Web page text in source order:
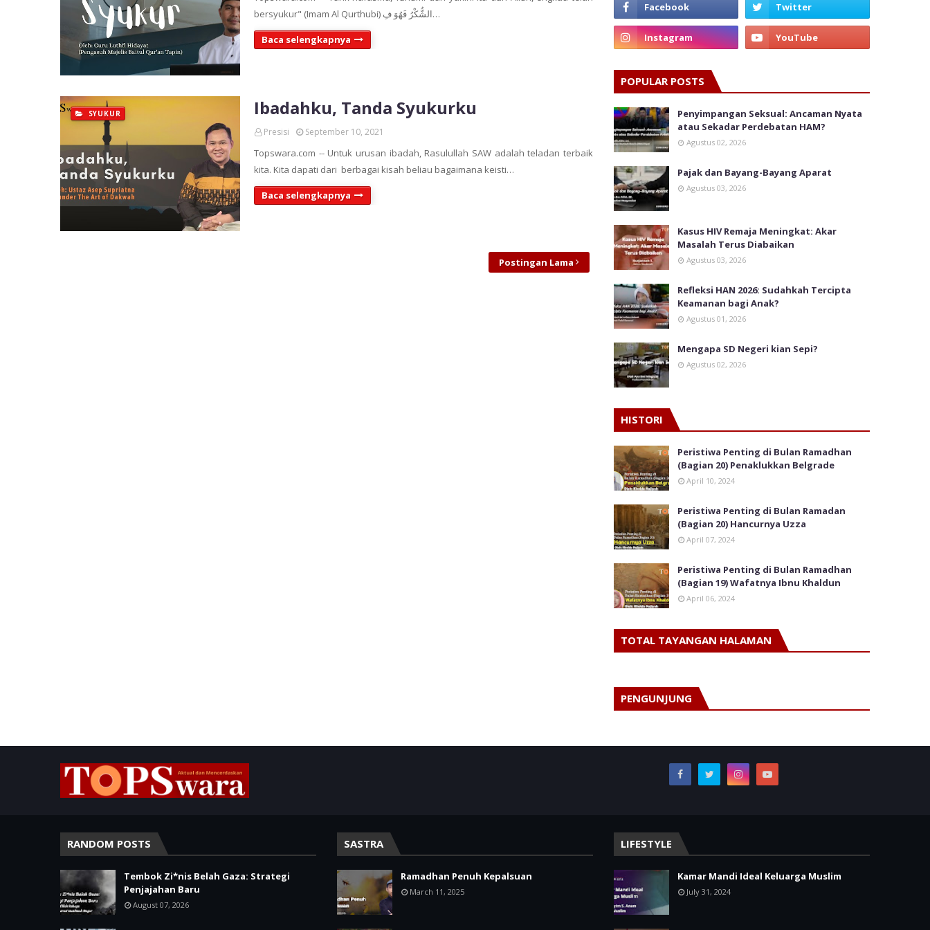
bersyukur" (Imam Al Qurthubi) الشُّكْرُ فَهُوَ فِ…
Baca selengkapnya
SYUKUR Ibadahku, Tanda Syukurku
Presisi September 10, 2021
Topswara.com -- Untuk urusan ibadah, Rasulullah SAW adalah teladan terbaik
kita. Kita dapati dari berbagai kisah beliau bagaimana keisti…
Baca selengkapnya
Postingan Lama
POPULAR POSTS
Penyimpangan Seksual: Ancaman Nyata
atau Sekadar Perdebatan HAM?
Agustus 02, 2026
Pajak dan Bayang-Bayang Aparat
Agustus 03, 2026
Kasus HIV Remaja Meningkat: Akar
Masalah Terus Diabaikan
Agustus 03, 2026
Refleksi HAN 2026: Sudahkah Tercipta
Keamanan bagi Anak?
Agustus 01, 2026
Mengapa SD Negeri kian Sepi?
Agustus 02, 2026
HISTORI
Peristiwa Penting di Bulan Ramadhan
(Bagian 20) Penaklukkan Belgrade
April 10, 2024
Peristiwa Penting di Bulan Ramadan
(Bagian 20) Hancurnya Uzza
April 07, 2024
Peristiwa Penting di Bulan Ramadhan
(Bagian 19) Wafatnya Ibnu Khaldun
April 06, 2024
TOTAL TAYANGAN HALAMAN
PENGUNJUNG
RANDOM POSTS
Tembok Zi*nis Belah Gaza: Strategi
Penjajahan Baru
August 07, 2026
SASTRA
Ramadhan Penuh Kepalsuan
March 11, 2025
LIFESTYLE
Kamar Mandi Ideal Keluarga Muslim
July 31, 2024